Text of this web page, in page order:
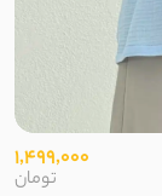
1,499,000
تومان